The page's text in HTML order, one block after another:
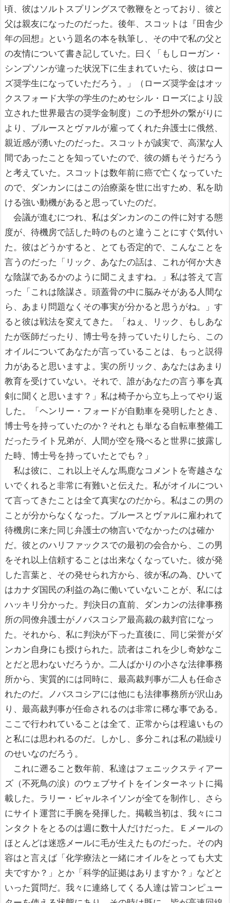
頃、彼はソルトスプリングスで教鞭をとっており、彼と
父は親友になったのだった。後年、スコットは『田舎少
年の回想』という題名の本を執筆し、その中で私の父と
の友情について書き記していた。曰く「もしローガン・
シンプソンが違った状況下に生まれていたら、彼はロー
ズ奨学生になっていただろう。」（ローズ奨学金はオッ
クスフォード大学の学生のためセシル・ローズにより設
立された世界最古の奨学金制度）この予想外の繋がりに
より、ブルースとヴァルが雇ってくれた弁護士に俄然、
親近感が湧いたのだった。スコットが誠実で、高潔な人
間であったことを知っていたので、彼の婿もそうだろう
と考えていた。スコットは数年前に癌で亡くなっていた
ので、ダンカンにはこの治療薬を世に出すため、私を助
ける強い動機があると思っていたのだ。
会議が進むにつれ、私はダンカンのこの件に対する態
度が、待機房で話した時のものと違うことにすぐ気付い
た。彼はどうかすると、とても否定的で、こんなことを
言うのだった「リック、あなたの話は、これが何か大き
な陰謀であるかのように聞こえますね。」私は答えて言
った「これは陰謀さ。頭蓋骨の中に脳みそがある人間な
ら、あまり問題なくその事実が分かると思うがね。」す
ると彼は戦法を変えてきた。「ねぇ、リック、もしあな
たが医師だったり、博士号を持っていたりしたら、この
オイルについてあなたが言っていることは、もっと説得
力があると思いますよ。実の所リック、あなたはあまり
教育を受けていない。それで、誰があなたの言う事を真
剣に聞くと思います？」私は椅子から立ち上ってやり返
した。「ヘンリー・フォードが自動車を発明したとき、
博士号を持っていたのか？それとも単なる自転車整備工
だったライト兄弟が、人間が空を飛べると世界に披露し
た時、博士号を持っていたとでも？」
私は彼に、これ以上そんな馬鹿なコメントを寄越さな
いでくれると非常に有難いと伝えた。私がオイルについ
て言ってきたことは全て真実なのだから。私はこの男の
ことが分からなくなった。ブルースとヴァルに雇われて
待機房に来た同じ弁護士の物言いでなかったのは確か
だ。彼とのハリファックスでの最初の会合から、この男
をそれ以上信頼することは出来なくなっていた。彼が発
した言葉と、その発せられ方から、彼が私の為、ひいて
はカナダ国民の利益の為に働いていないことが、私には
ハッキリ分かった。判決日の直前、ダンカンの法律事務
所の同僚弁護士がノバスコシア最高裁の裁判官になっ
た。それから、私に判決が下った直後に、同じ栄誉がダ
ンカン自身にも授けられた。読者はこれを少し奇妙なこ
とだと思わないだろうか。二人ばかりの小さな法律事務
所から、実質的には同時に、最高裁判事が二人も任命さ
れたのだ。ノバスコシアには他にも法律事務所が沢山あ
り、最高裁判事が任命されるのは非常に稀な事である。
ここで行われていることは全て、正常からは程遠いもの
と私には思われるのだ。しかし、多分これは私の勘繰り
のせいなのだろう。
これに遡ること数年前、私達はフェニックスティアー
ズ（不死鳥の涙）のウェブサイトをインターネットに掲
載した。ラリー・ビャルネイソンが全てを制作し、さら
にサイト運営に手腕を発揮した。掲載当初は、我々にコ
ンタクトをとるのは週に数十人だけだった。Ｅメールの
ほとんどは迷惑メールに毛が生えたものだった。その内
容はと言えば「化学療法と一緒にオイルをとっても大丈
夫ですか？」とか「科学的証拠はありますか？」などと
いった質問だ。我々に連絡してくる人達は皆コンピュー